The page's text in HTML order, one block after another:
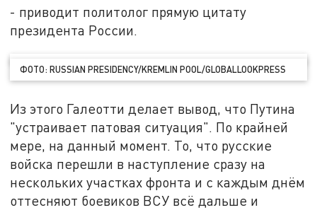
- приводит политолог прямую цитату
президента России.
ФОТО: RUSSIAN PRESIDENCY/KREMLIN POOL/GLOBALLOOKPRESS
Из этого Галеотти делает вывод, что Путина
"устраивает патовая ситуация". По крайней
мере, на данный момент. То, что русские
войска перешли в наступление сразу на
нескольких участках фронта и с каждым днём
оттесняют боевиков ВСУ всё дальше и